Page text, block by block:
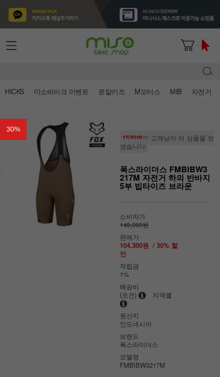
HICKS 미소바이크 이벤트 로얄키즈 M모터스 MIB 자전거
30%
1520명의 고객님이 이 상품을 보
셨습니다
폭스라이더스 FMBIBW3
217M 자전거 하의 반바지
5부 빕타이즈 브라운
소비자가
149,000원
판매가
104,300원 / 30% 할
인
적립금
1%
배송비
(조건)
지역별
원산지
인도네시아
브랜드
폭스라이더스
모델명
FMBIBW3217M